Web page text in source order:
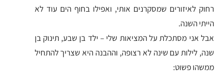
רחוק לאיזורים שמסקרנים אותי, ואפילו בחוף הים עוד לא
הייתי השנה.
אבל אני מסתכלת על המציאות שלי – ילד בן שבע, תינוק בן
שנה, לילות עם שינה לא רצופה, וההבנה היא שצריך להתחיל
ממשהו פשוט: